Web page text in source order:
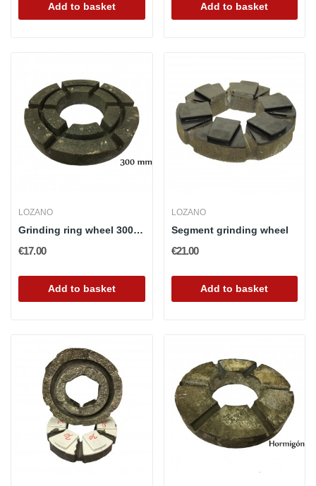
Add to basket Add to basket
LOZANO
Grinding ring wheel 300mm
€17.00
Add to basket
LOZANO
Segment grinding wheel
€21.00
Add to basket